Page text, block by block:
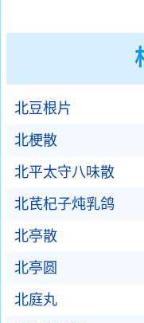
北豆根片
北梗散
北平太守八味散
北芪杞子炖乳鸽
北亭散
北亭圆
北庭丸